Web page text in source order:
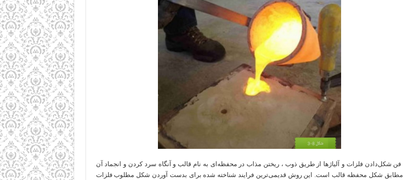
فن شکل‌دادن فلزات و آلیاژها از طریق ذوب ، ریختن مذاب در محفظه‌ای به نام قالب و آنگاه سرد کردن و انجماد آن
مطابق شکل محفظه قالب است. این روش قدیمی‌ترین فرایند شناخته شده برای بدست آوردن شکل مطلوب فلزات